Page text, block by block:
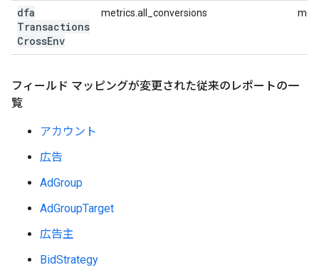
dfa
Transactions
CrossEnv
metrics.all_conversions
フィールド マッピングが変更された従来のレポートの一
覧
アカウント
広告
AdGroup
AdGroupTarget
広告主
BidStrategy